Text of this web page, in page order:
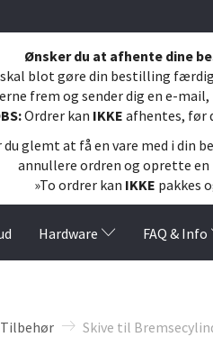
Ønsker du at afhente dine
skal blot gøre din bestilling
frem og sender dig en e-
Ordrer kan IKKE afhentes, før
du glemt at få en vare med i din
annullere ordren og oprette en
»To ordrer kan IKKE pakkes
Hardware FAQ & Info
Skive til